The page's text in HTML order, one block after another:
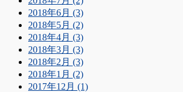
2018年6月 (3)
2018年5月 (2)
2018年4月 (3)
2018年3月 (3)
2018年2月 (3)
2018年1月 (2)
2017年12月 (1)